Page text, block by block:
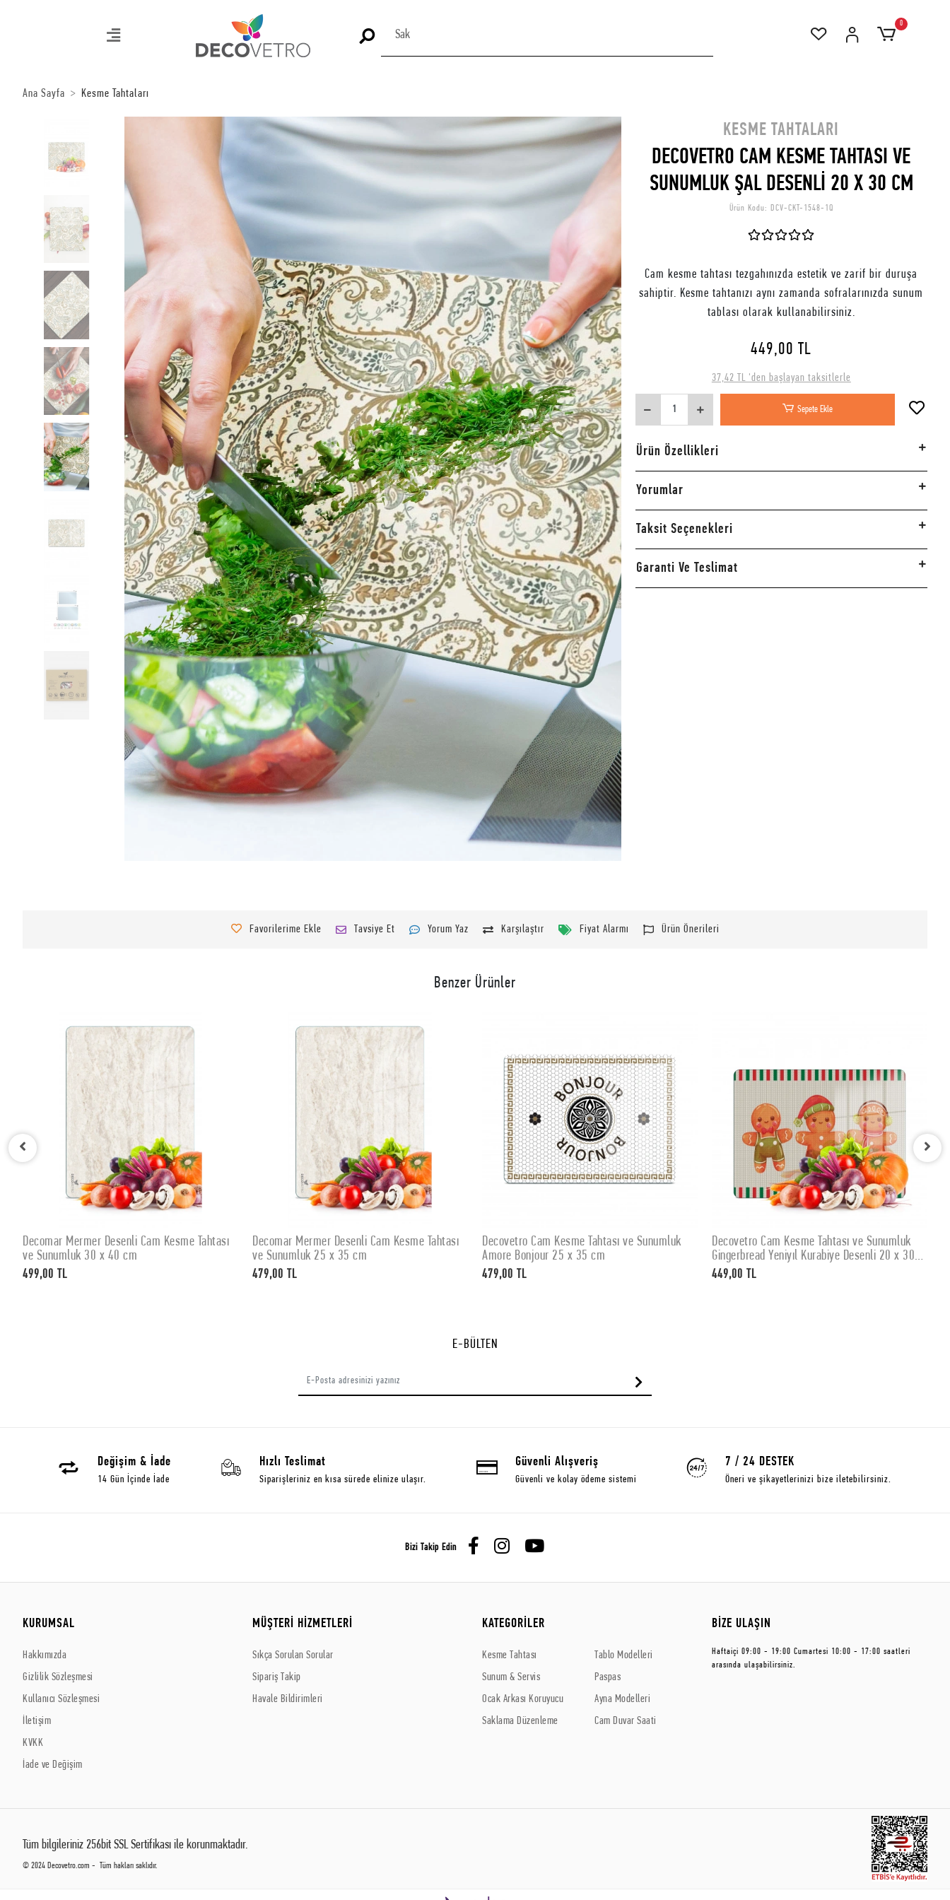
0
Ana Sayfa Kesme Tahtaları
KESME TAHTALARI
DECOVETRO CAM KESME TAHTASI VE
SUNUMLUK ŞAL DESENLİ 20 X 30 CM
Ürün Kodu: DCV-CKT-1548-1Q
Cam kesme tahtası tezgahınızda estetik ve zarif bir duruşa
sahiptir. Kesme tahtanızı aynı zamanda sofralarınızda sunum
tablası olarak kullanabilirsiniz.
449,00 TL
37,42 TL 'den başlayan taksitlerle
Sepete Ekle
Ürün Özellikleri
Yorumlar
Taksit Seçenekleri
Garanti Ve Teslimat
Favorilerime Ekle Tavsiye Et Yorum Yaz Karşılaştır Fiyat Alarmı Ürün Önerileri
Benzer Ürünler
SEPETE EKLE
Decomar Mermer Desenli Cam Kesme Tahtası
ve Sunumluk 25 x 35 cm
479,00 TL
SEPETE EKLE
Decovetro Cam Kesme Tahtası ve Sunumluk
Amore Bonjour 25 x 35 cm
479,00 TL
SEPETE EKLE
Decovetro Cam Kesme Tahtası ve Sunumluk
Gingerbread Yeniyıl Kurabiye Desenli 20 x 30
cm
449,00 TL
SEPETE EKLE
Decovetro Cam Kesme Tahtası ve Sunumluk
Kare Kardan Adam Desenli 30 x 30 cm
479,00 TL
E-BÜLTEN
Değişim & İade
14 Gün İçinde İade
Hızlı Teslimat
Siparişleriniz en kısa sürede elinize ulaşır.
Güvenli Alışveriş
Güvenli ve kolay ödeme sistemi
7 / 24 DESTEK
Öneri ve şikayetlerinizi bize iletebilirsiniz.
Bizi Takip Edin
KURUMSAL
Hakkımızda
Gizlilik Sözleşmesi
Kullanıcı Sözleşmesi
İletişim
KVKK
İade ve Değişim
MÜŞTERİ HİZMETLERİ
Sıkça Sorulan Sorular
Sipariş Takip
Havale Bildirimleri
KATEGORİLER
Kesme Tahtası
Sunum & Servis
Ocak Arkası Koruyucu
Saklama Düzenleme
Tablo Modelleri
Paspas
Ayna Modelleri
Cam Duvar Saati
BİZE ULAŞIN
Haftaiçi 09:00 - 19:00 Cumartesi 10:00 - 17:00 saatleri
arasında ulaşabilirsiniz.
Tüm bilgileriniz 256bit SSL Sertifikası ile korunmaktadır.
© 2024 Decovetro.com - Tüm hakları saklıdır.